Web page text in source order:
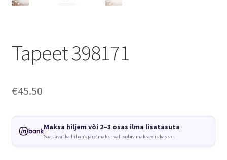
Tapeet 398171
€45.50
Maksa hiljem või 2–3 osas ilma lisatasuta
Saadaval ka Inbank järelmaks · vali sobiv makseviis kassas